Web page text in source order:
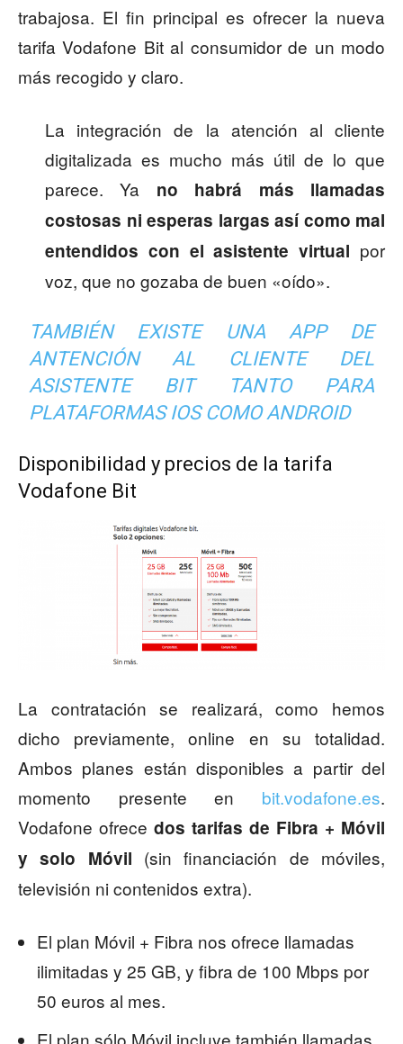
trabajosa. El fin principal es ofrecer la nueva
tarifa Vodafone Bit al consumidor de un modo
más recogido y claro.
La integración de la atención al cliente
digitalizada es mucho más útil de lo que
parece. Ya no habrá más llamadas
costosas ni esperas largas así como mal
entendidos con el asistente virtual por
voz, que no gozaba de buen «oído».
TAMBIÉN EXISTE UNA APP DE
ANTENCIÓN AL CLIENTE DEL
ASISTENTE BIT TANTO PARA
PLATAFORMAS IOS COMO ANDROID
Disponibilidad y precios de la tarifa
Vodafone Bit
La contratación se realizará, como hemos
dicho previamente, online en su totalidad.
Ambos planes están disponibles a partir del
momento presente en bit.vodafone.es.
Vodafone ofrece dos tarifas de Fibra + Móvil
y solo Móvil (sin financiación de móviles,
televisión ni contenidos extra).
El plan Móvil + Fibra nos ofrece llamadas
ilimitadas y 25 GB, y fibra de 100 Mbps por
50 euros al mes.
El plan sólo Móvil incluye también llamadas